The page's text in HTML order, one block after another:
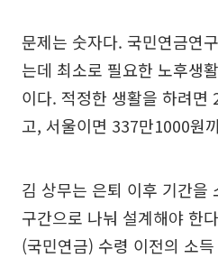
문제는 숫자다. 국민연금연
는데 최소로 필요한 노후생
이다. 적정한 생활을 하려
고, 서울이면 337만1000원
김 상무는 은퇴 이후 기간을
구간으로 나눠 설계해야 한
(국민연금) 수령 이전의 소